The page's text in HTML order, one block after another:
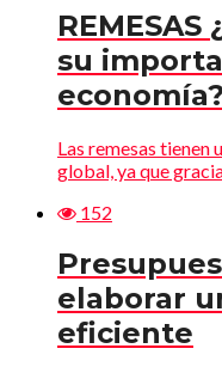
su
economía?
Las remesas tienen
global, ya que
152
elaborar
eficiente